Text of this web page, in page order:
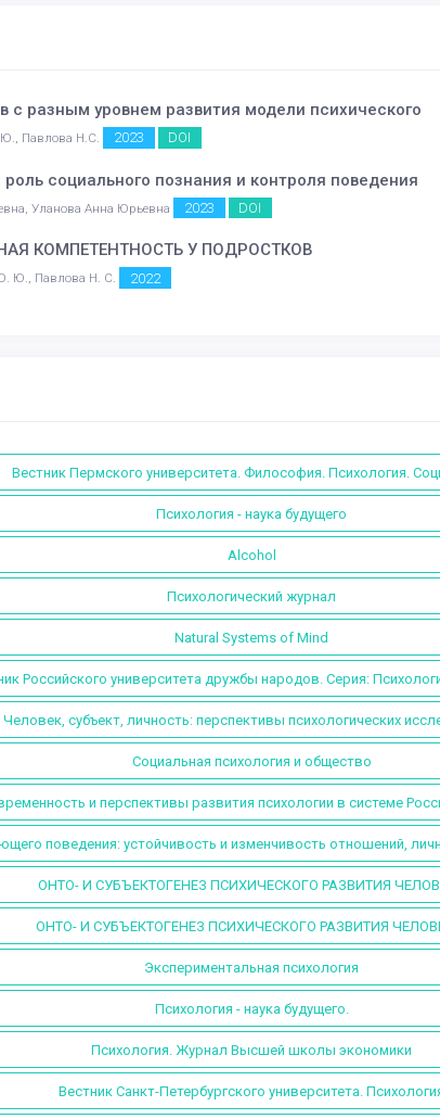
с разным уровнем развития модели психического
Павлова Н.С. 2023 DOI
социального познания и контроля поведения
Уланова Анна Юрьевна 2023 DOI
КОМПЕТЕНТНОСТЬ У ПОДРОСТКОВ
Ю., Павлова Н. С. 2022
Вестник Пермского университета. Философия. Психология.
Психология - наука будущего
Alcohol
Психологический журнал
Natural Systems of Mind
Российского университета дружбы народов. Серия:
Человек, субъект, личность: перспективы психологических
Социальная психология и общество
и перспективы развития психологии в системе
поведения: устойчивость и изменчивость отношений,
ОНТО- И СУБЪЕКТОГЕНЕЗ ПСИХИЧЕСКОГО РАЗВИТИЯ
ОНТО- И СУБЪЕКТОГЕНЕЗ ПСИХИЧЕСКОГО РАЗВИТИЯ
Экспериментальная психология
Психология - наука будущего.
Психология. Журнал Высшей школы экономики
Вестник Санкт-Петербургского университета.